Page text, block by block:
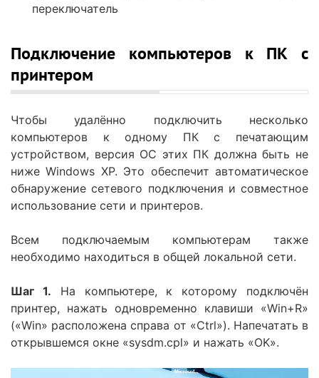
переключатель
Подключение компьютеров к ПК с
принтером
Чтобы удалённо подключить несколько
компьютеров к одному ПК с печатающим
устройством, версия ОС этих ПК должна быть не
ниже Windows XP. Это обеспечит автоматическое
обнаружение сетевого подключения и совместное
использование сети и принтеров.
Всем подключаемым компьютерам также
необходимо находиться в общей локальной сети.
Шаг 1. На компьютере, к которому подключён
принтер, нажать одновременно клавиши «Win+R»
(«Win» расположена справа от «Ctrl»). Напечатать в
открывшемся окне «sysdm.cpl» и нажать «OK».